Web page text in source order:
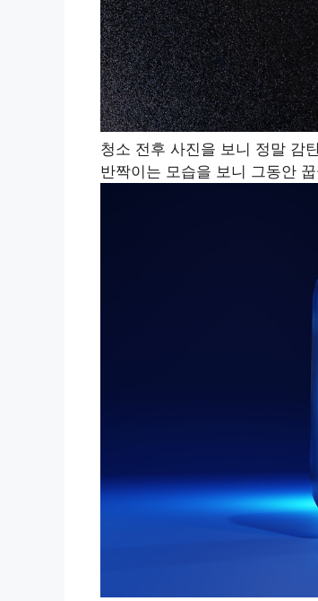
청소 전후 사진을 보니 정말 감
반짝이는 모습을 보니 그동안